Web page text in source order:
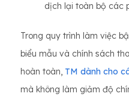
dịch lại toàn bộ các
Trong quy trình làm việc
biểu mẫu và chính sách
hoàn toàn, TM dành cho
mà không làm giảm độ